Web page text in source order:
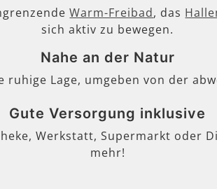
Warm-Freibad, das
sich aktiv zu bewegen.
Nahe an der Natur
Lage, umgeben von der
Gute Versorgung inklusive
Werkstatt, Supermarkt oder
mehr!